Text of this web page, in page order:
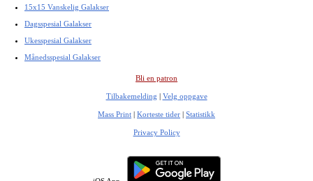
15x15 Vanskelig Galakser
Dagsspesial Galakser
Ukesspesial Galakser
Månedsspesial Galakser
Bli en patron
Tilbakemelding | Velg oppgave
Mass Print | Korteste tider | Statistikk
Privacy Policy